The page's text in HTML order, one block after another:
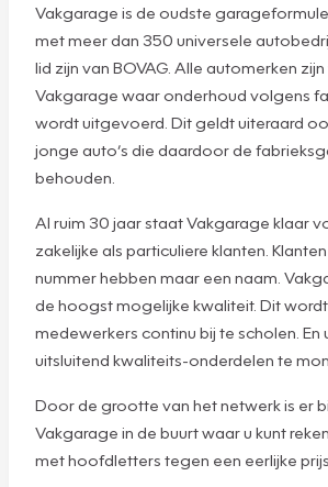
Vakgarage is de oudste
met meer dan 350 universele
lid zijn van BOVAG. Alle automerken
Vakgarage waar onderhoud volgens
wordt uitgevoerd. Dit geldt uiteraard
jonge auto’s die daardoor de
behouden.
Al ruim 30 jaar staat Vakgarage klaar
zakelijke als particuliere klanten.
nummer hebben maar een naam.
de hoogst mogelijke kwaliteit. Dit
medewerkers continu bij te scholen.
uitsluitend kwaliteits-onderdelen te
Door de grootte van het netwerk is er
Vakgarage in de buurt waar u kunt
met hoofdletters tegen een eerlijke prijs.